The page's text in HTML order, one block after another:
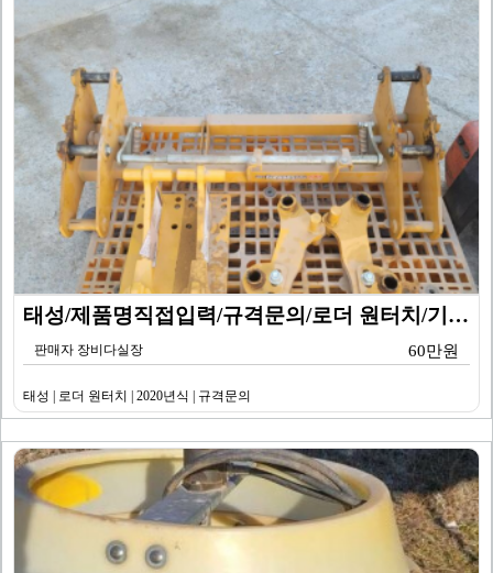
태성/제품명직접입력/규격문의/로더 원터치/기타/2020…
판매자 장비다실장 60만원
태성 | 로더 원터치 | 2020년식 | 규격문의